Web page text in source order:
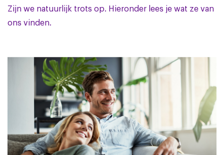
Zijn we natuurlijk trots op. Hieronder lees je wat ze van
ons vinden.